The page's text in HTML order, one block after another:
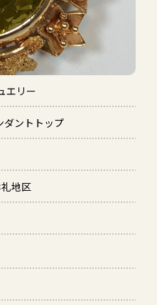
エリー
ダントトップ
地区